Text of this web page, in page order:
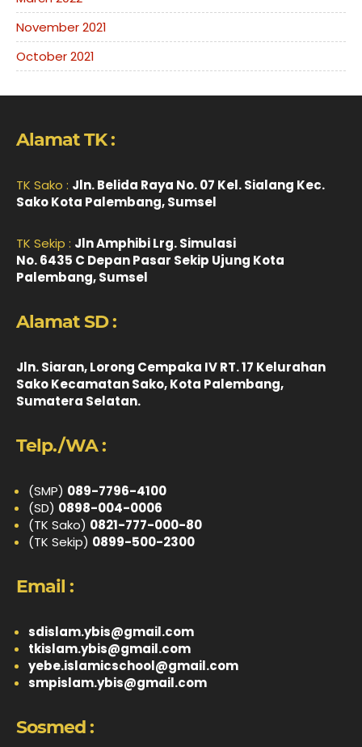
November 2021
October 2021
Alamat TK :
TK Sako : Jln. Belida Raya No. 07 Kel. Sialang Kec.
Sako Kota Palembang, Sumsel
TK Sekip : Jln Amphibi Lrg. Simulasi
No. 6435 C Depan Pasar Sekip Ujung Kota
Palembang, Sumsel
Alamat SD :
Jln. Siaran, Lorong Cempaka IV RT. 17 Kelurahan
Sako Kecamatan Sako, Kota Palembang,
Sumatera Selatan.
Telp./WA :
(SMP) 089-7796-4100
(SD) 0898-004-0006
(TK Sako) 0821-777-000-80
(TK Sekip) 0899-500-2300
Email :
sdislam.ybis@gmail.com
tkislam.ybis@gmail.com
yebe.islamicschool@gmail.com
smpislam.ybis@gmail.com
Sosmed :